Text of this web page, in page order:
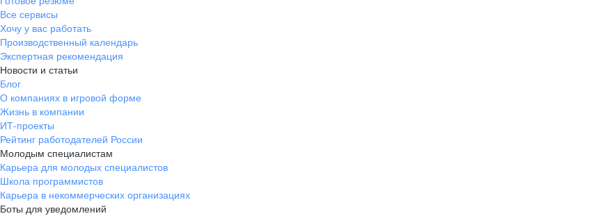
Все сервисы
Хочу у вас работать
Производственный календарь
Экспертная рекомендация
Новости и статьи
Блог
О компаниях в игровой форме
Жизнь в компании
ИТ-проекты
Рейтинг работодателей России
Молодым специалистам
Карьера для молодых специалистов
Школа программистов
Карьера в некоммерческих организациях
Боты для уведомлений